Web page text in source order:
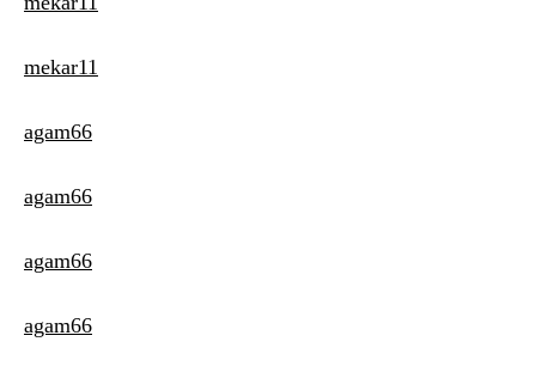
mekar11
agam66
agam66
agam66
agam66